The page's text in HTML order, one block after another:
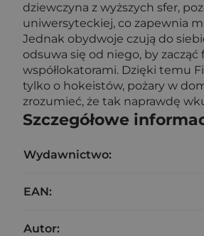
dziewczyna z wyższych sfer,
uniwersyteckiej, co zapewnia
Jednak obydwoje czują do
odsuwa się od niego, by
współlokatorami. Dzięki temu
tylko o hokeistów, pożary w
zrozumieć, że tak naprawdę
Szczegółowe
Wydawnictwo:
EAN:
Autor: